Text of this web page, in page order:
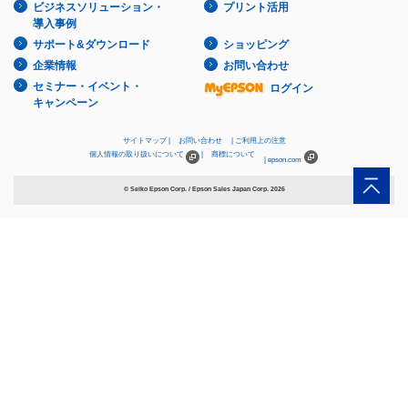
ビジネスソリューション・
導入事例
プリント活用
サポート&ダウンロード
ショッピング
企業情報
お問い合わせ
セミナー・イベント・
キャンペーン
ログイン
サイトマップ お問い合わせ
ご利用上の注意
個人情報の取り扱いについて
商標について
epson.com
© Seiko Epson Corp. / Epson Sales Japan Corp. 2026